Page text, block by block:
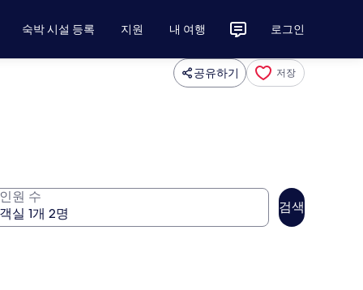
숙박 시설 등록 지원 내 여행 로그인
공유하기 저장
인원 수
검색